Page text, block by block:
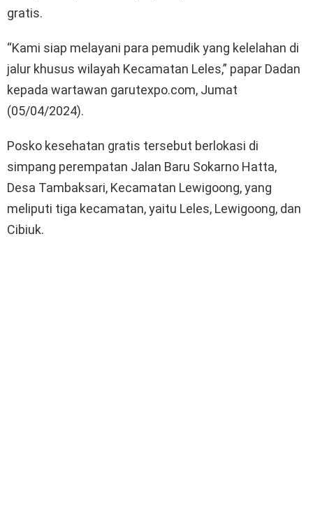
gratis.
“Kami siap melayani para pemudik yang kelelahan di
jalur khusus wilayah Kecamatan Leles,” papar Dadan
kepada wartawan garutexpo.com, Jumat
(05/04/2024).
Posko kesehatan gratis tersebut berlokasi di
simpang perempatan Jalan Baru Sokarno Hatta,
Desa Tambaksari, Kecamatan Lewigoong, yang
meliputi tiga kecamatan, yaitu Leles, Lewigoong, dan
Cibiuk.